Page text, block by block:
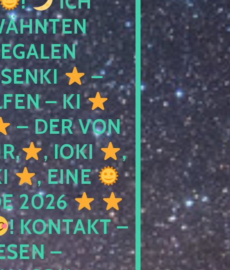
–
– KI
– DER VON
, IOKI
,
, EINE
2026
! KONTAKT –
–